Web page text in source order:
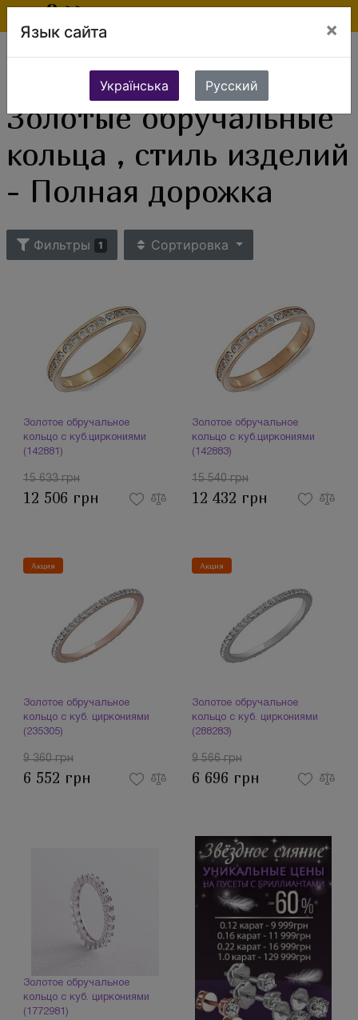
Ювелирные изделия Золотые изделия
Золотые кольца
Золотые обручальные кольца , стиль изделий - Полная дорожка
Золотые обручальные
кольца , стиль изделий
- Полная дорожка
Фильтры 1 Сортировка
Золотое обручальное
кольцо с куб.циркониями
(142881)
15 633 грн
12 506 грн
Золотое обручальное
кольцо с куб.циркониями
(142883)
15 540 грн
12 432 грн
Акция
Золотое обручальное
кольцо с куб. циркониями
(235305)
9 360 грн
6 552 грн
Акция
Золотое обручальное
кольцо с куб. циркониями
(288283)
9 566 грн
6 696 грн
Золотое обручальное
кольцо с куб. циркониями
(1772981)
Язык сайта ×
Українська Русский